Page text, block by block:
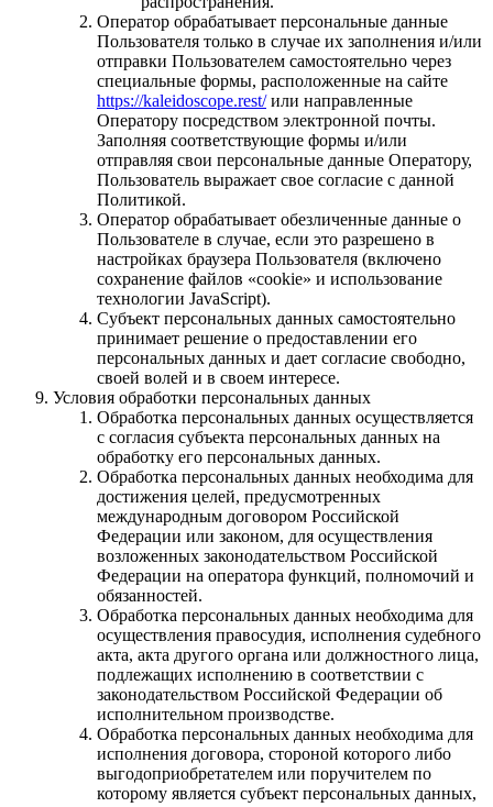
Оператор обрабатывает персональные данные
Пользователя только в случае их заполнения и/или
отправки Пользователем самостоятельно через
специальные формы, расположенные на сайте
https://kaleidoscope.rest/или направленные
Оператору посредством электронной почты.
Заполняя соответствующие формы и/или
отправляя свои персональные данные Оператору,
Пользователь выражает свое согласие с данной
Политикой.
Оператор обрабатывает обезличенные данные о
Пользователе в случае, если это разрешено в
настройках браузера Пользователя (включено
сохранение файлов «cookie» и использование
технологии JavaScript).
Субъект персональных данных самостоятельно
принимает решение о предоставлении его
персональных данных и дает согласие свободно,
своей волей и в своем интересе.
Условия обработки персональных данных
Обработка персональных данных осуществляется
с согласия субъекта персональных данных на
обработку его персональных данных.
Обработка персональных данных необходима для
достижения целей, предусмотренных
международным договором Российской
Федерации или законом, для осуществления
возложенных законодательством Российской
Федерации на оператора функций, полномочий и
обязанностей.
Обработка персональных данных необходима для
осуществления правосудия, исполнения судебного
акта, акта другого органа или должностного лица,
подлежащих исполнению в соответствии с
законодательством Российской Федерации об
исполнительном производстве.
Обработка персональных данных необходима для
исполнения договора, стороной которого либо
выгодоприобретателем или поручителем по
которому является субъект персональных данных,